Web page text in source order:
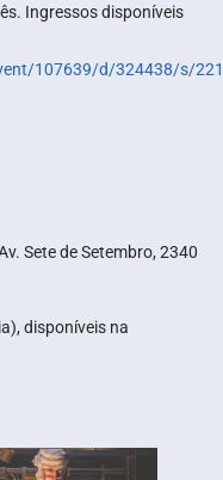
Ingressos disponíveis
107639/d/324438/s/
Sete de Setembro, 2340
disponíveis na